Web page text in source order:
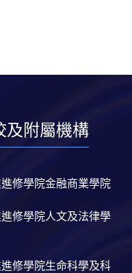
及附屬機構
修學院金融商業學院
修學院人文及法律學
修學院生命科學及科